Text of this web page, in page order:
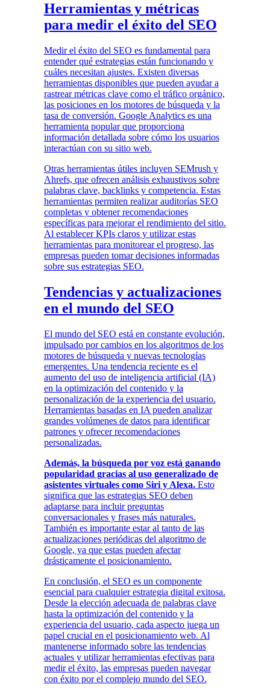
Herramientas y métricas
para medir el éxito del SEO
Medir el éxito del SEO es fundamental para
entender qué estrategias están funcionando y
cuáles necesitan ajustes. Existen diversas
herramientas disponibles que pueden ayudar a
rastrear métricas clave como el tráfico orgánico,
las posiciones en los motores de búsqueda y la
tasa de conversión. Google Analytics es una
herramienta popular que proporciona
información detallada sobre cómo los usuarios
interactúan con su sitio web.
Otras herramientas útiles incluyen SEMrush y
Ahrefs, que ofrecen análisis exhaustivos sobre
palabras clave, backlinks y competencia. Estas
herramientas permiten realizar auditorías SEO
completas y obtener recomendaciones
específicas para mejorar el rendimiento del sitio.
Al establecer KPIs claros y utilizar estas
herramientas para monitorear el progreso, las
empresas pueden tomar decisiones informadas
sobre sus estrategias SEO.
Tendencias y actualizaciones
en el mundo del SEO
El mundo del SEO está en constante evolución,
impulsado por cambios en los algoritmos de los
motores de búsqueda y nuevas tecnologías
emergentes. Una tendencia reciente es el
aumento del uso de inteligencia artificial (IA)
en la optimización del contenido y la
personalización de la experiencia del usuario.
Herramientas basadas en IA pueden analizar
grandes volúmenes de datos para identificar
patrones y ofrecer recomendaciones
personalizadas.
Además, la búsqueda por voz está ganando
popularidad gracias al uso generalizado de
asistentes virtuales como Siri y Alexa.Esto
significa que las estrategias SEO deben
adaptarse para incluir preguntas
conversacionales y frases más naturales.
También es importante estar al tanto de las
actualizaciones periódicas del algoritmo de
Google, ya que estas pueden afectar
drásticamente el posicionamiento.
En conclusión, el SEO es un componente
esencial para cualquier estrategia digital exitosa.
Desde la elección adecuada de palabras clave
hasta la optimización del contenido y la
experiencia del usuario, cada aspecto juega un
papel crucial en el posicionamiento web. Al
mantenerse informado sobre las tendencias
actuales y utilizar herramientas efectivas para
medir el éxito, las empresas pueden navegar
con éxito por el complejo mundo del SEO.